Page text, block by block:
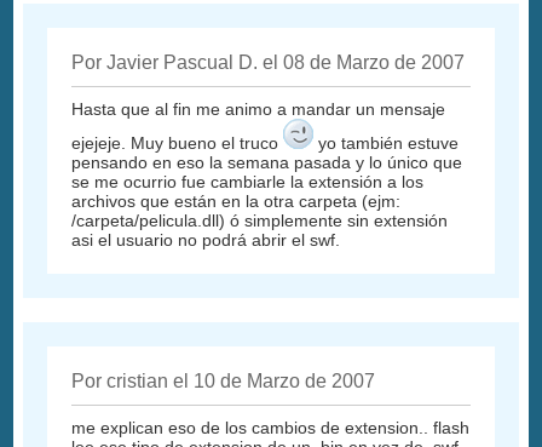
Por Javier Pascual D. el 08 de Marzo de 2007
Hasta que al fin me animo a mandar un mensaje
ejejeje. Muy bueno el truco
yo también estuve
pensando en eso la semana pasada y lo único que
se me ocurrio fue cambiarle la extensión a los
archivos que están en la otra carpeta (ejm:
/carpeta/pelicula.dll) ó simplemente sin extensión
asi el usuario no podrá abrir el swf.
Por cristian el 10 de Marzo de 2007
me explican eso de los cambios de extension.. flash